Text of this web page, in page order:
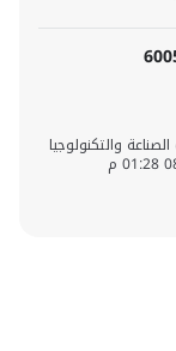
الصناعة والتكنولوجيا
icon-